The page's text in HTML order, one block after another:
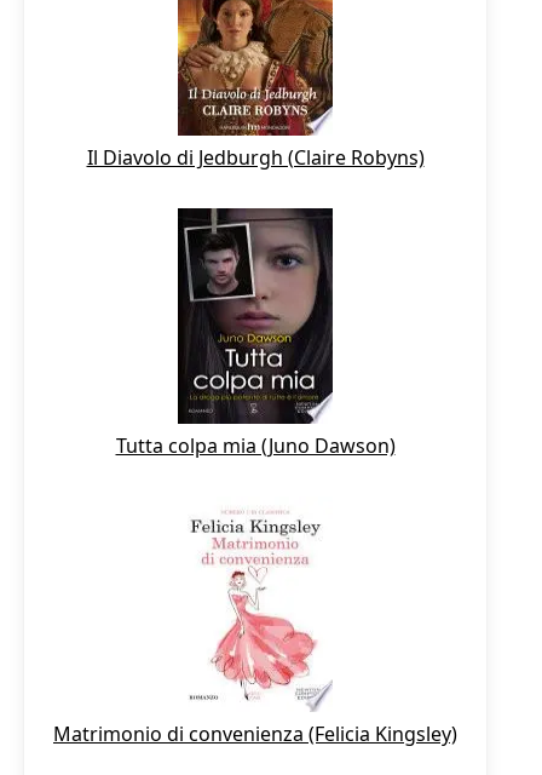
Il Diavolo di Jedburgh (Claire Robyns)
Tutta colpa mia (Juno Dawson)
Matrimonio di convenienza (Felicia Kingsley)